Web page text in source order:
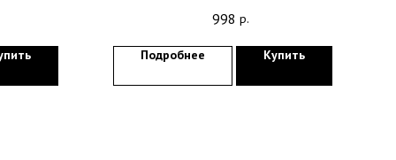
998 р.
Подробнее Купить